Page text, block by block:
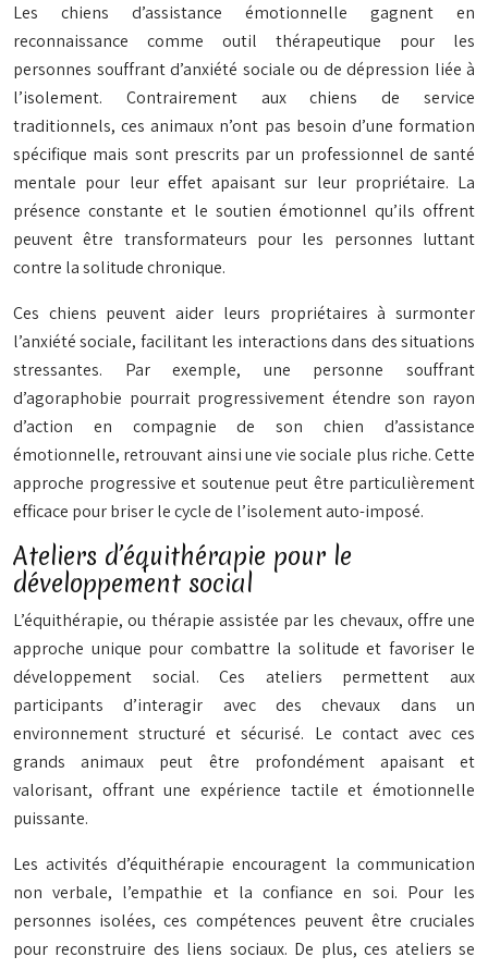
Les chiens d’assistance émotionnelle gagnent en
reconnaissance comme outil thérapeutique pour les
personnes souffrant d’anxiété sociale ou de dépression liée à
l’isolement. Contrairement aux chiens de service
traditionnels, ces animaux n’ont pas besoin d’une formation
spécifique mais sont prescrits par un professionnel de santé
mentale pour leur effet apaisant sur leur propriétaire. La
présence constante et le soutien émotionnel qu’ils offrent
peuvent être transformateurs pour les personnes luttant
contre la solitude chronique.
Ces chiens peuvent aider leurs propriétaires à surmonter
l’anxiété sociale, facilitant les interactions dans des situations
stressantes. Par exemple, une personne souffrant
d’agoraphobie pourrait progressivement étendre son rayon
d’action en compagnie de son chien d’assistance
émotionnelle, retrouvant ainsi une vie sociale plus riche. Cette
approche progressive et soutenue peut être particulièrement
efficace pour briser le cycle de l’isolement auto-imposé.
Ateliers d’équithérapie pour le
développement social
L’équithérapie, ou thérapie assistée par les chevaux, offre une
approche unique pour combattre la solitude et favoriser le
développement social. Ces ateliers permettent aux
participants d’interagir avec des chevaux dans un
environnement structuré et sécurisé. Le contact avec ces
grands animaux peut être profondément apaisant et
valorisant, offrant une expérience tactile et émotionnelle
puissante.
Les activités d’équithérapie encouragent la communication
non verbale, l’empathie et la confiance en soi. Pour les
personnes isolées, ces compétences peuvent être cruciales
pour reconstruire des liens sociaux. De plus, ces ateliers se